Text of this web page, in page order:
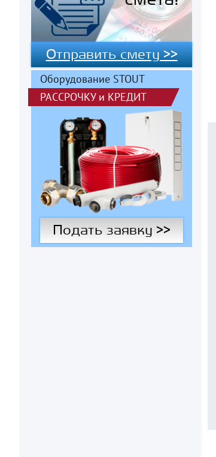
Отправить смету >>
Оборудование STOUT
РАССРОЧКУи КРЕДИТ
Подать заявку >>